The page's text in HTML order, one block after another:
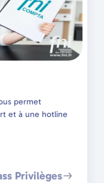
permet
et à une hotline
Privilèges